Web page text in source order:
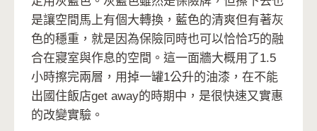
是讓空間馬上有個大轉換，藍色的清爽但有著灰
色的穩重，就是因為保險同時也可以恰恰巧的融
合在寢室與作息的空間。這一面牆大概用了1.5
小時擦完兩層，用掉一罐1公升的油漆，在不能
出國住飯店get away的時期中，是很快速又實惠
的改變實驗。